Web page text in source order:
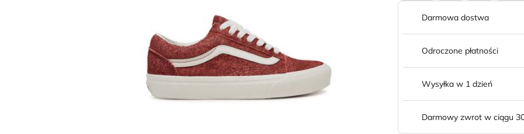
Darmowa dostwa
Odroczone płatności
Wysyłka w 1 dzień
Darmowy zwrot w ciągu